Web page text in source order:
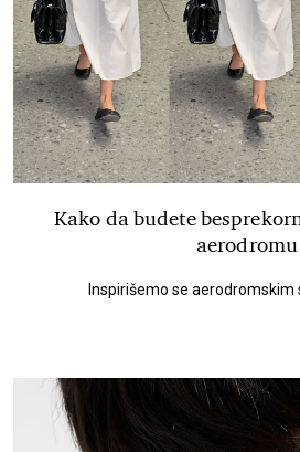
Kako da budete
aerodromu
Inspirišemo se